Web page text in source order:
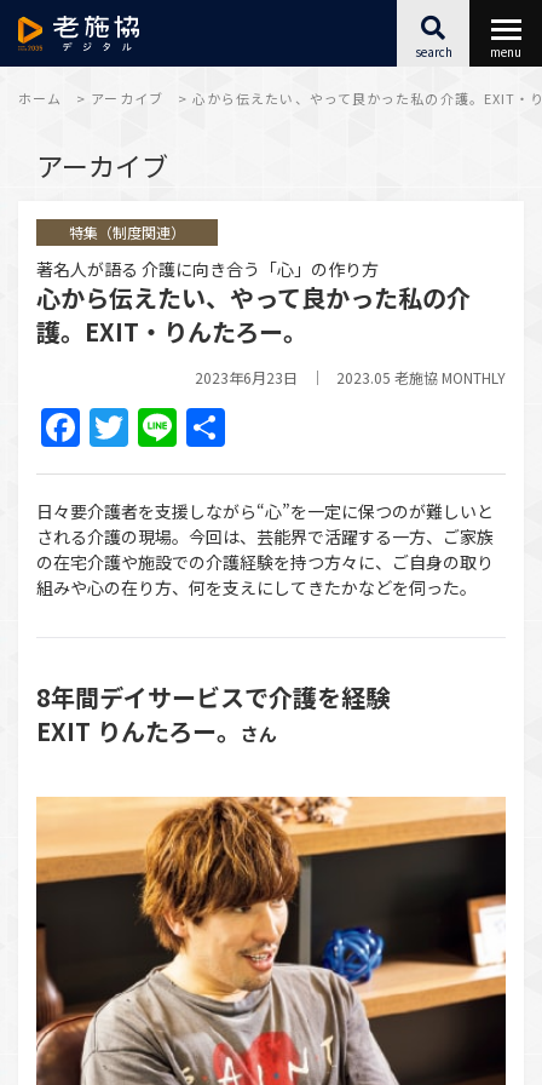
最新情報
福祉施設SX
キャリアアップ
こころとからだ
search menu
ホーム > アーカイブ > 心から伝えたい、やって良かった私の介護。EXIT・
アーカイブ
特集（制度関連）
著名人が語る 介護に向き合う「心」の作り方
心から伝えたい、やって良かった私の介
護。EXIT・りんたろー。
2023年6月23日 2023.05 老施協 MONTHLY
Facebook
Twitter
Line
有
日々要介護者を支援しながら“心”を一定に保つのが難しいと
される介護の現場。今回は、芸能界で活躍する一方、ご家族
の在宅介護や施設での介護経験を持つ方々に、ご自身の取り
組みや心の在り方、何を支えにしてきたかなどを伺った。
8年間デイサービスで介護を経験
EXIT りんたろー。
さん